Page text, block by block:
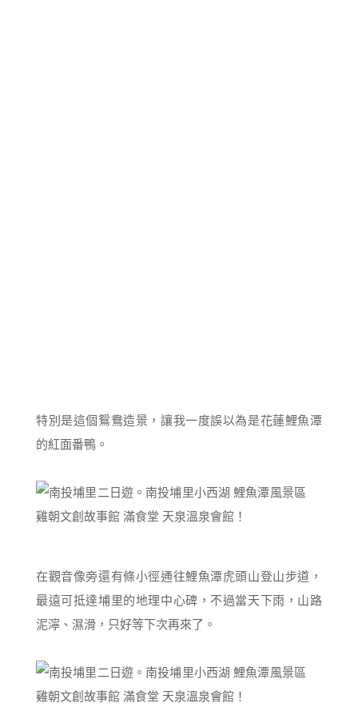
特別是這個鴛鴦造景，讓我一度誤以為是花蓮鯉魚潭
的紅面番鴨。
在觀音像旁還有條小徑通往鯉魚潭虎頭山登山步道，
最遠可抵達埔里的地理中心碑，不過當天下雨，山路
泥濘、濕滑，只好等下次再來了。